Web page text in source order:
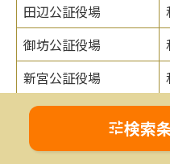
田辺公証役場
御坊公証役場
新宮公証役場
参考：和歌山地方法務
和歌山県における
検索